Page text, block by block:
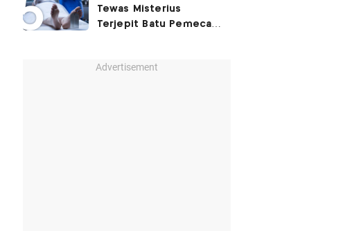
Tewas Misterius
Terjepit Batu Pemecah
Advertisement